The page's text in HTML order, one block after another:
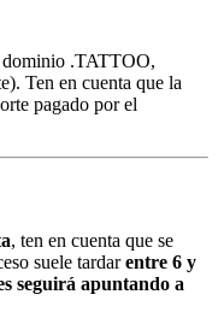
dominio .TATTOO,
Ten en cuenta que la
pagado por el
, ten en cuenta que se
suele tardarentre 6 y
seguirá apuntando a